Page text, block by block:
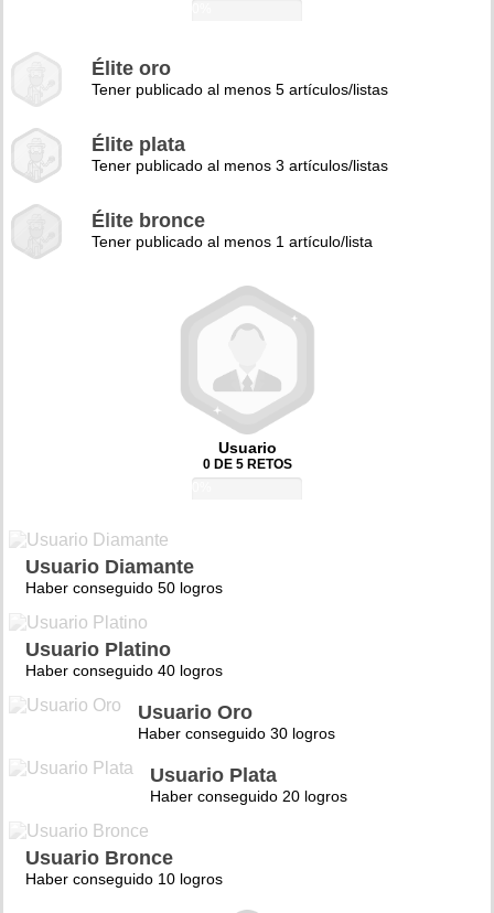
Élite oro
Tener publicado al menos 5 artículos/listas
Élite plata
Tener publicado al menos 3 artículos/listas
Élite bronce
Tener publicado al menos 1 artículo/lista
Usuario
0 DE 5 RETOS
Usuario Diamante
Haber conseguido 50 logros
Usuario Platino
Haber conseguido 40 logros
Usuario Oro
Haber conseguido 30 logros
Usuario Plata
Haber conseguido 20 logros
Usuario Bronce
Haber conseguido 10 logros